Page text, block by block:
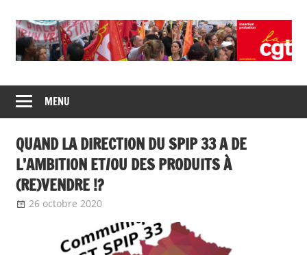
content
CGT
insertion
probation
de
syndicats
CGT
insertion
probation
MENU
QUAND LA DIRECTION DU SPIP 33 A DE
L’AMBITION ET/OU DES PRODUITS À
(RE)VENDRE !?
26 octobre 2020